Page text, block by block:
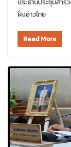
ประธานประชุมสำ
ฝั่งอ่าวไทย
Read More